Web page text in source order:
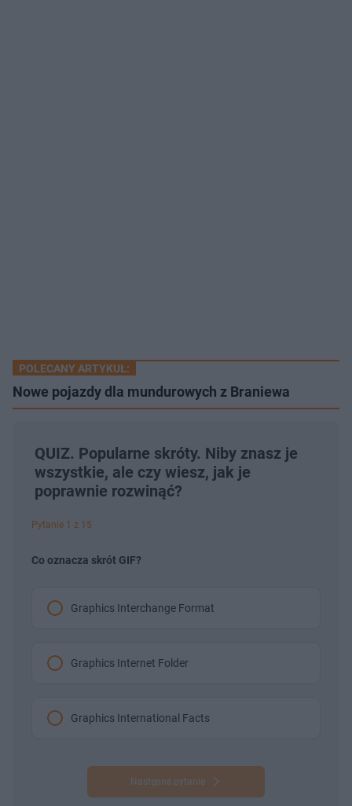
POLECANY ARTYKUŁ:
Nowe pojazdy dla mundurowych z Braniewa
QUIZ. Popularne skróty. Niby znasz je
wszystkie, ale czy wiesz, jak je
poprawnie rozwinąć?
Pytanie 1 z 15
Co oznacza skrót GIF?
Graphics Interchange Format
Graphics Internet Folder
Graphics International Facts
Następne pytanie